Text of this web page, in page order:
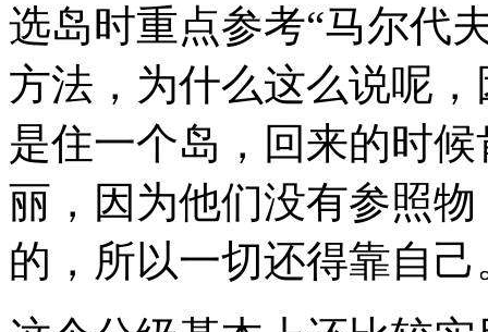
选岛时重点参考“马尔代
方法，为什么这么说呢
是住一个岛，回来的时
丽，因为他们没有参照
的，所以一切还得靠